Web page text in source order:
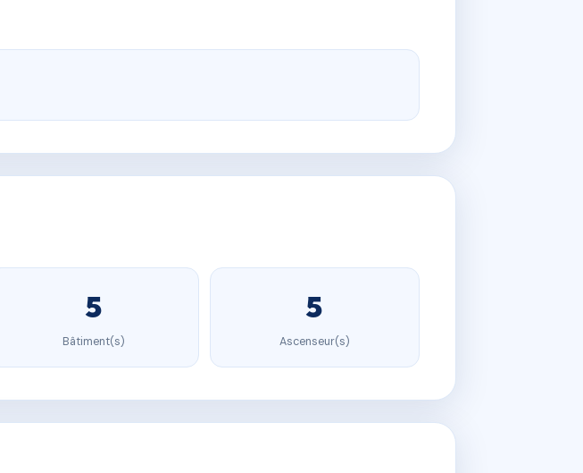
5
Bâtiment(s)
5
Ascenseur(s)